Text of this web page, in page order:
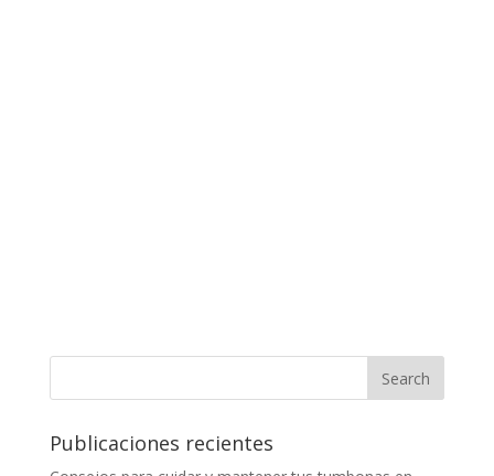
Publicaciones recientes